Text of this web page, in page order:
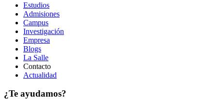
Estudios
Admisiones
Campus
Investigación
Empresa
Blogs
La Salle
Contacto
Actualidad
¿Te ayudamos?